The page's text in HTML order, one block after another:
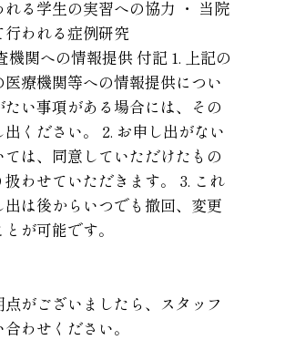
れる学生の実習への協力 ・ 当院
行われる症例研究
関への情報提供 付記 1. 上記の
医療機関等への情報提供につい
たい事項がある場合には、その
出ください。 2. お申し出がない
ては、同意していただけたもの
扱わせていただきます。 3. これ
出は後からいつでも撤回、変更
が可能です。
がございましたら、スタッフ
わせください。